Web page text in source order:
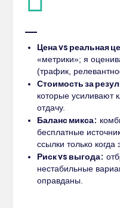
Цена vs реальная
«метрики»; я
(трафик,
Стоимость за
которые усиливают
отдачу.
Баланс микса:
бесплатные
ссылки только
Риск vs выгода:
нестабильные
оправданы.